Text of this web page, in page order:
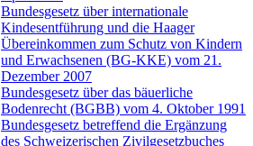
Bundesgesetz über internationale
Kindesentführung und die Haager
Übereinkommen zum Schutz von Kindern
und Erwachsenen (BG-KKE) vom 21.
Dezember 2007
Bundesgesetz über das bäuerliche
Bodenrecht (BGBB) vom 4. Oktober 1991
Bundesgesetz betreffend die Ergänzung
des Schweizerischen Zivilgesetzbuches